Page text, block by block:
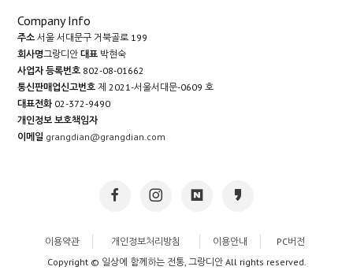
Company Info
주소 서울 서대문구 거북골로 199
회사명그랑디안대표 박현숙
사업자 등록번호 802-08-01662
통신판매업신고번호 제 2021-서울서대문-0609 호
대표전화 02-372-9490
개인정보 보호책임자
이메일 grangdian@grangdian.com
이용약관 개인정보처리방침 이용안내
PC버전
Copyright © 일상에 함께하는 전통, 그랑디안 All rights reserved.